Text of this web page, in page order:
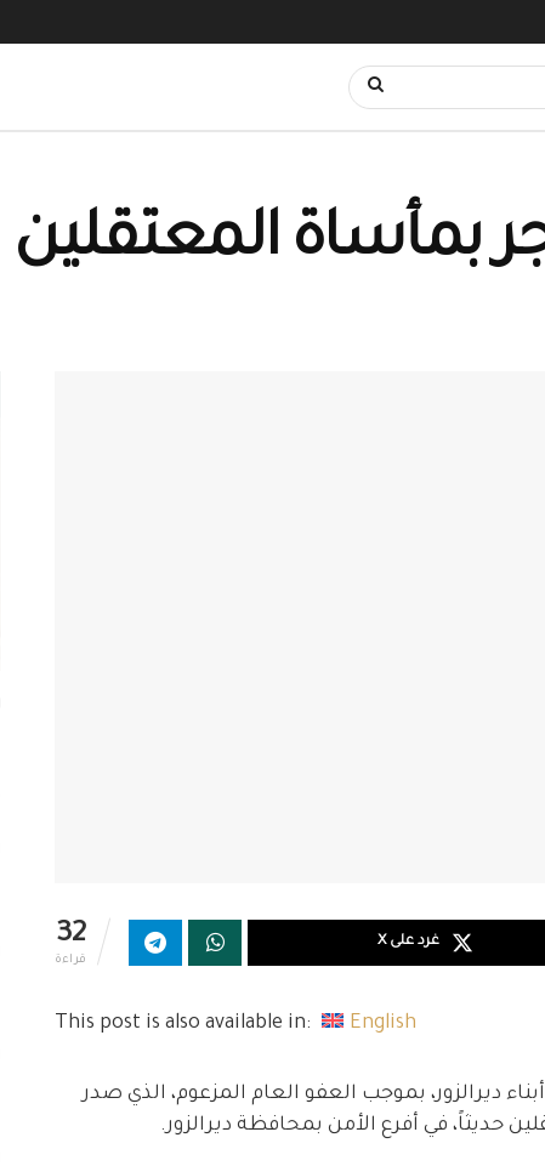
بمأساة المعتقلين
32
قراءة
غرد على X
This post is also available in: English
فقط من أبناء ديرالزور، بموجب العفو العام المزعوم، الذي صدر
حديثاً، في أفرع الأمن بمحافظة ديرالزور.